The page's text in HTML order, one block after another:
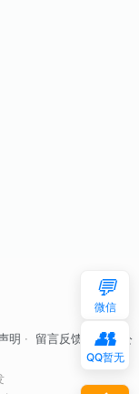
明 · 留言反馈 ·自律公
💬
微信
👥
QQ暂无